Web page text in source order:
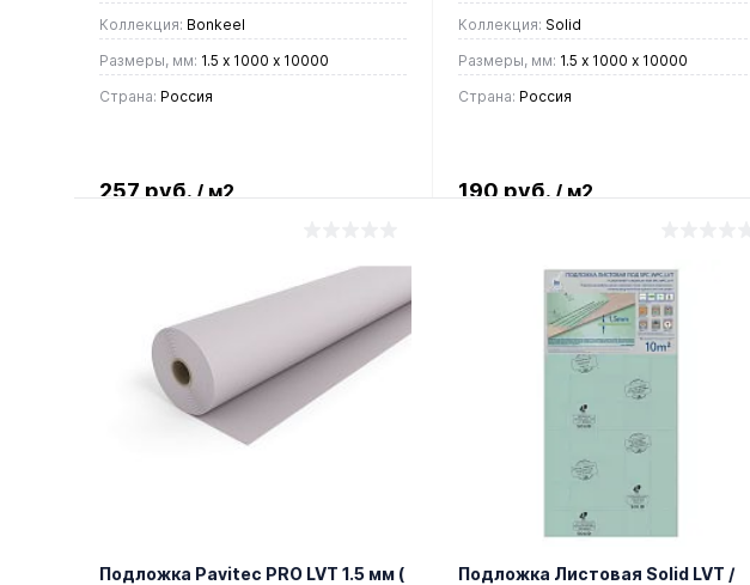
Коллекция: Bonkeel
Размеры, мм: 1.5 x 1000 х 10000
Страна: Россия
257 руб. / м2
В корзину
Купить в 1 клик
Сравнение
В избранное
В наличии
Коллекция: Solid
Размеры, мм: 1.5 x 1000 х 10000
Страна: Россия
190 руб./ м2
В корзину
Купить в 1 клик
Сравнение
Подложка Pavitec PRO LVT 1.5 мм (
Подложка Листовая Solid LVT /